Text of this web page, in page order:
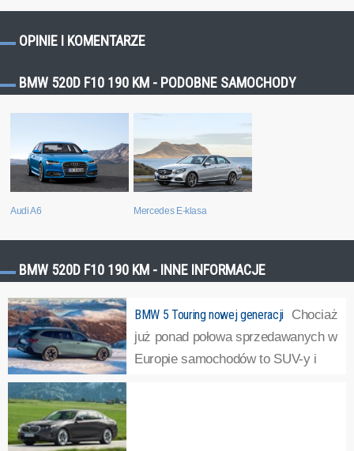
OPINIE I KOMENTARZE
BMW 520D F10 190 KM - PODOBNE SAMOCHODY
Audi A6 Mercedes E-klasa
BMW 520D F10 190 KM - INNE INFORMACJE
BMW 5 Touring nowej generacji Chociaż
już ponad połowa sprzedawanych w
Europie samochodów to SUV-y i
producenci rezygnują z produkowania samochodów
kombi. Zalicza się do nich BMW, które zaprezentowało
serię 5 Touring nowej generacji. Auto debiutuje niemal...